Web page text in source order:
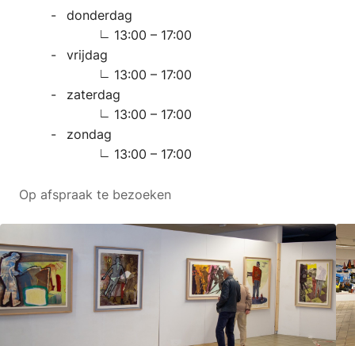
donderdag
13:00 – 17:00
vrijdag
13:00 – 17:00
zaterdag
13:00 – 17:00
zondag
13:00 – 17:00
Op afspraak te bezoeken